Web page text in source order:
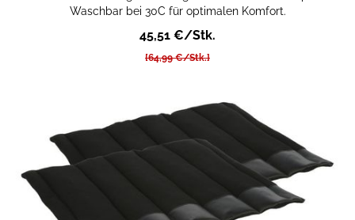
Waschbar bei 30C für optimalen Komfort.
45,51 €/Stk.
[64,99 €/Stk.]